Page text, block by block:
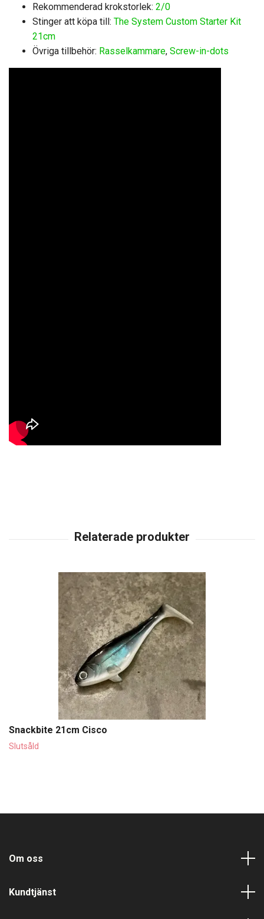
Rekommenderad krokstorlek: 2/0
Stinger att köpa till: The System Custom Starter Kit
21cm
Övriga tillbehör: Rasselkammare, Screw-in-dots
Snackbite 21cm Cisco
Slutsåld
Om oss
Kundtjänst